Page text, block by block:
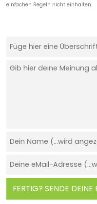
einfachen Regeln nicht einhalten.
FERTIG? SENDE